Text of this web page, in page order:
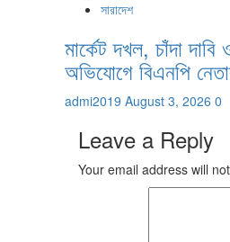
সারাদেশ
মার্কেট দখল, চাঁদা
অভিযোগে বিএনপি
admi2019 August 3, 2026 0
Leave a Reply
Your email address will